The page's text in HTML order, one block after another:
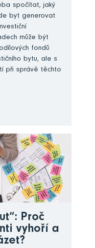
spočítat, jaký
byt generovat
může být
fondů
bytu, ale s
při správě těchto
Proč
vyhoří a